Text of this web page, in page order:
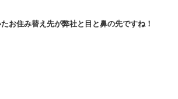
お住み替え先が弊社と目と鼻の先ですね！